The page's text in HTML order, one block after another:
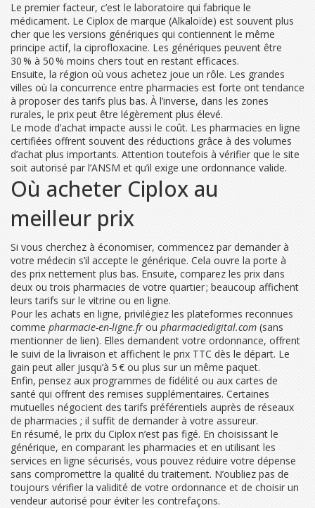
Le premier facteur, c’est le laboratoire qui fabrique le
médicament. Le Ciplox de marque (Alkaloïde) est souvent plus
cher que les versions génériques qui contiennent le même
principe actif, la ciprofloxacine. Les génériques peuvent être
30 % à 50 % moins chers tout en restant efficaces.
Ensuite, la région où vous achetez joue un rôle. Les grandes
villes où la concurrence entre pharmacies est forte ont tendance
à proposer des tarifs plus bas. À l’inverse, dans les zones
rurales, le prix peut être légèrement plus élevé.
Le mode d’achat impacte aussi le coût. Les pharmacies en ligne
certifiées offrent souvent des réductions grâce à des volumes
d’achat plus importants. Attention toutefois à vérifier que le site
soit autorisé par l’ANSM et qu’il exige une ordonnance valide.
Où acheter Ciplox au
meilleur prix
Si vous cherchez à économiser, commencez par demander à
votre médecin s’il accepte le générique. Cela ouvre la porte à
des prix nettement plus bas. Ensuite, comparez les prix dans
deux ou trois pharmacies de votre quartier ; beaucoup affichent
leurs tarifs sur le vitrine ou en ligne.
Pour les achats en ligne, privilégiez les plateformes reconnues
comme pharmacie-en-ligne.fr ou pharmaciedigital.com (sans
mentionner de lien). Elles demandent votre ordonnance, offrent
le suivi de la livraison et affichent le prix TTC dès le départ. Le
gain peut aller jusqu’à 5 € ou plus sur un même paquet.
Enfin, pensez aux programmes de fidélité ou aux cartes de
santé qui offrent des remises supplémentaires. Certaines
mutuelles négocient des tarifs préférentiels auprès de réseaux
de pharmacies ; il suffit de demander à votre assureur.
En résumé, le prix du Ciplox n’est pas figé. En choisissant le
générique, en comparant les pharmacies et en utilisant les
services en ligne sécurisés, vous pouvez réduire votre dépense
sans compromettre la qualité du traitement. N’oubliez pas de
toujours vérifier la validité de votre ordonnance et de choisir un
vendeur autorisé pour éviter les contrefaçons.